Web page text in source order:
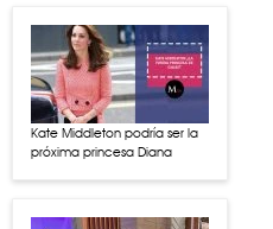
Kate Middleton podría ser la
próxima princesa Diana